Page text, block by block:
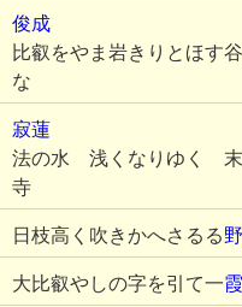
俊成
比叡をやま岩きりとほす
な
寂蓮
法の水 浅くなりゆく
寺
日枝高く吹きかへさるる
大比叡やしの字を引て一霞